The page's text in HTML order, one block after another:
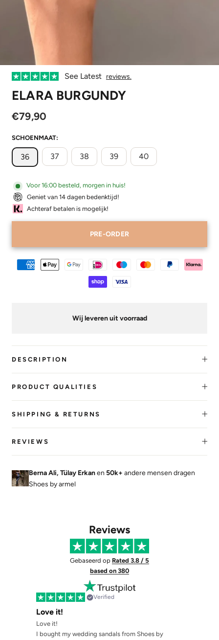
See Latest reviews.
ELARA BURGUNDY
€79,90
SCHOENMAAT:
36 37 38 39 40
Voor 16:00 besteld, morgen in huis!
Geniet van 14 dagen bedenktijd!
Achteraf betalen is mogelijk!
PRE-ORDER
Wij leveren uit voorraad
DESCRIPTION
PRODUCT QUALITIES
SHIPPING & RETURNS
REVIEWS
Berna Ali, Tülay Erkanen 50k+ andere mensen dragen
Shoes by armel
Reviews
Gebaseerd op Rated 3.8 / 5
based on 380
Verified
Love it!
Love it!
I bought my wedding sandals from Shoes by